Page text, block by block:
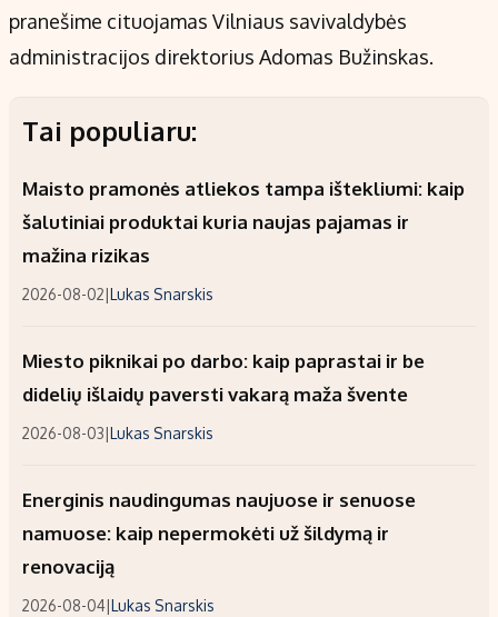
pranešime cituojamas Vilniaus savivaldybės
administracijos direktorius Adomas Bužinskas.
Tai populiaru:
Maisto pramonės atliekos tampa ištekliumi: kaip
šalutiniai produktai kuria naujas pajamas ir
mažina rizikas
2026-08-02|Lukas Snarskis
Miesto piknikai po darbo: kaip paprastai ir be
didelių išlaidų paversti vakarą maža švente
2026-08-03|Lukas Snarskis
Energinis naudingumas naujuose ir senuose
namuose: kaip nepermokėti už šildymą ir
renovaciją
2026-08-04|Lukas Snarskis